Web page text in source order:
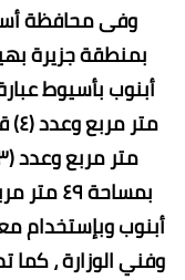
بمنطقة جزيرة
بمساحة
أبنوب وبإستخدام